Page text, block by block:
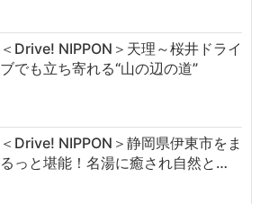
＜Drive! NIPPON＞天理～桜井ドライ
ブでも立ち寄れる“山の辺の道”
＜Drive! NIPPON＞静岡県伊東市をま
るっと堪能！名湯に癒され自然と…